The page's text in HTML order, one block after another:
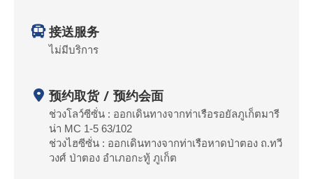
接送服务
ไม่มีบริการ
预约取货 / 预约会面
ช่วงโลว์ซีซั่น : ออกเดินทางจากท่าเรือรอยัลภูเก็ตมารี
น่า MC 1-5 63/102
ช่วงไฮซีซั่น : ออกเดินทางจากท่าเรือหาดป่าตอง ถ.ทวี
วงศ์ ป่าตอง อำเภอกะทู้ ภูเก็ต